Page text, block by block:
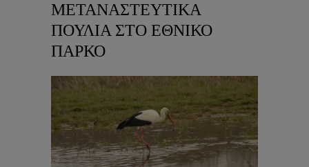
ΜΕΤΑΝΑΣΤΕΥΤΙΚΑ
ΠΟΥΛΙΑ ΣΤΟ ΕΘΝΙΚΟ
ΠΑΡΚΟ